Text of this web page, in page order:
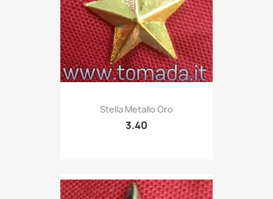
Quick view
Stella Metallo Oro
3.40